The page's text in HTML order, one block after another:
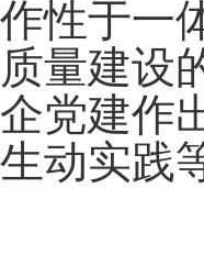
作性于一
质量建设
企党建作
生动实践